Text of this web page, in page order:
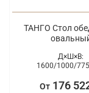
ТАНГО Стол
Д×Ш×В:
1600/1000/
От 176